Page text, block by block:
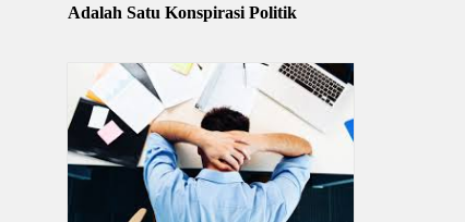
Adalah Satu Konspirasi Politik